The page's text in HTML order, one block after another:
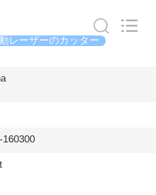
レーザーのカッター
160300